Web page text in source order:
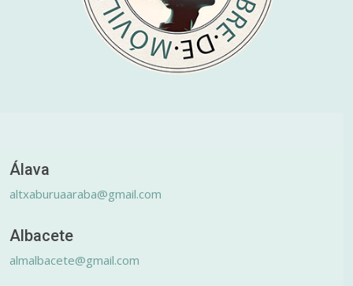
Álava
altxaburuaaraba@gmail.com
Albacete
almalbacete@gmail.com